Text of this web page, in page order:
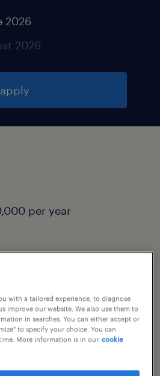
2026
2026
apply
per year
with a tailored experience, to diagnose
improve our website. We also use them to
in searches. You can either accept or
to specify your choice. You can
More information is in our cookie